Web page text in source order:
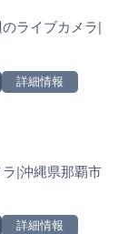
ライブカメラ|
詳細情報
|沖縄県那覇市
詳細情報